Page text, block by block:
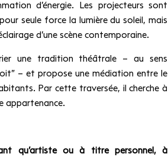
d’énergie. Les projecteurs sont
seule force la lumière du soleil, mais
d’une scène contemporaine.
une tradition théâtrale – au sens
– et propose une médiation entre le
Par cette traversée, il cherche à
appartenance.
qu’artiste ou à titre personnel, à